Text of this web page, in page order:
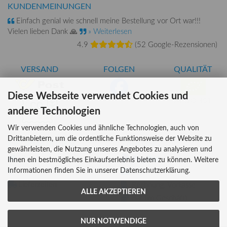
KUNDENMEINUNGEN
Einfach genial wie schnell meine Bestellung vor Ort war!!!
Vielen lieben Dank 🙏
» Weiterlesen
4.9
(52 Google-Rezensionen)
VERSAND FOLGEN QUALITÄT
AT-BIO-401
INFORMATIONEN
Über uns
Versandkosten
Lieferzeiten
ZAHLUNG
Kreditkarte
Bar (im Geschäft)
Diese Webseite verwendet Cookies und
andere Technologien
Wir verwenden Cookies und ähnliche Technologien, auch von
Drittanbietern, um die ordentliche Funktionsweise der Website zu
gewährleisten, die Nutzung unseres Angebotes zu analysieren und
Ihnen ein bestmögliches Einkaufserlebnis bieten zu können. Weitere
Informationen finden Sie in unserer Datenschutzerklärung.
ALLE AKZEPTIEREN
NUR NOTWENDIGE